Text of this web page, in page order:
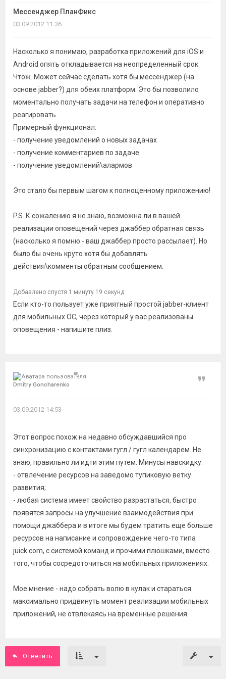
Мессенджер ПланФикс
03.09.2012 11:36
Насколько я понимаю, разработка приложений для iOS и
Android опять откладывается на неопределенный срок.
Чтож. Может сейчас сделать хотя бы мессенджер (на
основе jabber?) для обеих платформ. Это бы позволило
моментально получать задачи на телефон и оперативно
реагировать.
Примерный функционал:
- получение уведомлений о новых задачах
- получение комментариев по задаче
- получение уведомлений\алармов
Это стало бы первым шагом к полноценному приложению!
P.S. К сожалению я не знаю, возможна ли в вашей
реализации оповещений через джаббер обратная связь
(насколько я помню - ваш джаббер просто рассылает). Но
было бы очень круто хотя бы добавлять
действия\комменты обратным сообщением.
Добавлено спустя 1 минуту 19 секунд:
Если кто-то пользует уже приятный простой jabber-клиент
для мобильных ОС, через который у вас реализованы
оповещения - напишите плиз.
Dmitry Goncharenko
Цитата
03.09.2012 14:53
Этот вопрос похож на недавно обсуждавшийся про
синхронизацию с контактами гугл / гугл календарем. Не
знаю, правильно ли идти этим путем. Минусы навскидку:
- отвлечение ресурсов на заведомо тупиковую ветку
развития;
- любая система имеет свойство разрастаться, быстро
появятся запросы на улучшение взаимодействия при
помощи джаббера и в итоге мы будем тратить еще больше
ресурсов на написание и сопровождение чего-то типа
juick.com, с системой команд и прочими плюшками, вместо
того, чтобы сосредоточиться на мобильных приложениях.
Мое мнение - надо собрать волю в кулак и стараться
максимально придвинуть момент реализации мобильных
приложений, не отвлекаясь на временные решения.
Ответить